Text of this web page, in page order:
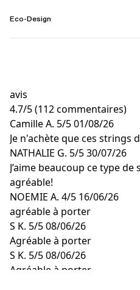
Eco-Design
avis
4.7/5(112 commentaires)
Camille A. 5/501/08/26
Je n'achète que ces strings
NATHALIE G. 5/530/07/26
J’aime beaucoup ce type
agréable!
NOEMIE A. 4/5 16/06/26
agréable à porter
S K. 5/508/06/26
Agréable à porter
S K. 5/508/06/26
Agréable à porter